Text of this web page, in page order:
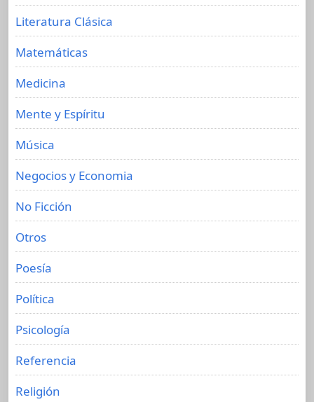
Literatura Clásica
Matemáticas
Medicina
Mente y Espíritu
Música
Negocios y Economia
No Ficción
Otros
Poesía
Política
Psicología
Referencia
Religión